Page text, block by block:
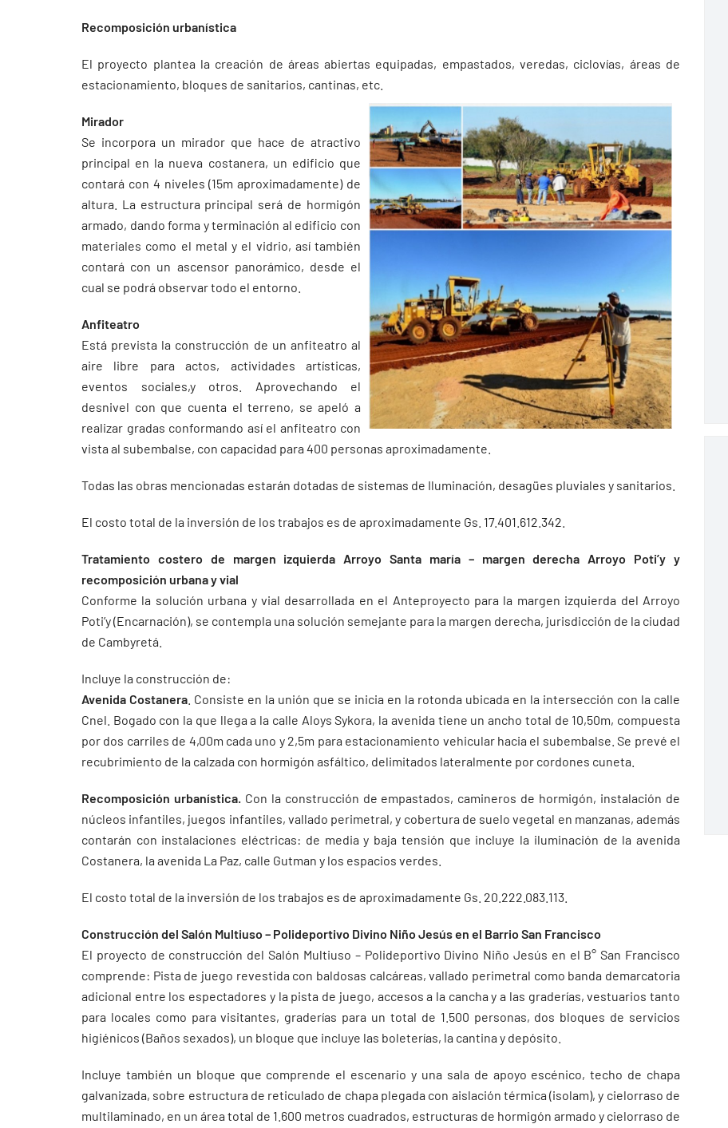
Recomposición urbanística
El proyecto plantea la creación de áreas abiertas equipadas, empastados, veredas, ciclovías, áreas de
estacionamiento, bloques de sanitarios, cantinas, etc.
Mirador
Se incorpora un mirador que hace de atractivo
principal en la nueva costanera, un edificio que
contará con 4 niveles (15m aproximadamente) de
altura. La estructura principal será de hormigón
armado, dando forma y terminación al edificio con
materiales como el metal y el vidrio, así también
contará con un ascensor panorámico, desde el
cual se podrá observar todo el entorno.
Anfiteatro
Está prevista la construcción de un anfiteatro al
aire libre para actos, actividades artísticas,
eventos sociales,y otros. Aprovechando el
desnivel con que cuenta el terreno, se apeló a
realizar gradas conformando así el anfiteatro con
vista al subembalse, con capacidad para 400 personas aproximadamente.
Todas las obras mencionadas estarán dotadas de sistemas de Iluminación, desagües pluviales y sanitarios.
El costo total de la inversión de los trabajos es de aproximadamente Gs. 17.401.612.342.
Tratamiento costero de margen izquierda Arroyo Santa maría – margen derecha Arroyo Poti’y y
recomposición urbana y vial
Conforme la solución urbana y vial desarrollada en el Anteproyecto para la margen izquierda del Arroyo
Poti’y (Encarnación), se contempla una solución semejante para la margen derecha, jurisdicción de la ciudad
de Cambyretá.
Incluye la construcción de:
Avenida Costanera . Consiste en la unión que se inicia en la rotonda ubicada en la intersección con la calle
Cnel. Bogado con la que llega a la calle Aloys Sykora, la avenida tiene un ancho total de 10,50m, compuesta
por dos carriles de 4,00m cada uno y 2,5m para estacionamiento vehicular hacia el subembalse. Se prevé el
recubrimiento de la calzada con hormigón asfáltico, delimitados lateralmente por cordones cuneta.
Recomposición urbanística.Con la construcción de empastados, camineros de hormigón, instalación de
núcleos infantiles, juegos infantiles, vallado perimetral, y cobertura de suelo vegetal en manzanas, además
contarán con instalaciones eléctricas: de media y baja tensión que incluye la iluminación de la avenida
Costanera, la avenida La Paz, calle Gutman y los espacios verdes.
El costo total de la inversión de los trabajos es de aproximadamente Gs. 20.222.083.113.
Construcción del Salón Multiuso – Polideportivo Divino Niño Jesús en el Barrio San Francisco
El proyecto de construcción del Salón Multiuso – Polideportivo Divino Niño Jesús en el B° San Francisco
comprende: Pista de juego revestida con baldosas calcáreas, vallado perimetral como banda demarcatoria
adicional entre los espectadores y la pista de juego, accesos a la cancha y a las graderías, vestuarios tanto
para locales como para visitantes, graderías para un total de 1.500 personas, dos bloques de servicios
higiénicos (Baños sexados), un bloque que incluye las boleterías, la cantina y depósito.
Incluye también un bloque que comprende el escenario y una sala de apoyo escénico, techo de chapa
galvanizada, sobre estructura de reticulado de chapa plegada con aislación térmica (isolam), y cielorraso de
multilaminado, en un área total de 1.600 metros cuadrados, estructuras de hormigón armado y cielorraso de